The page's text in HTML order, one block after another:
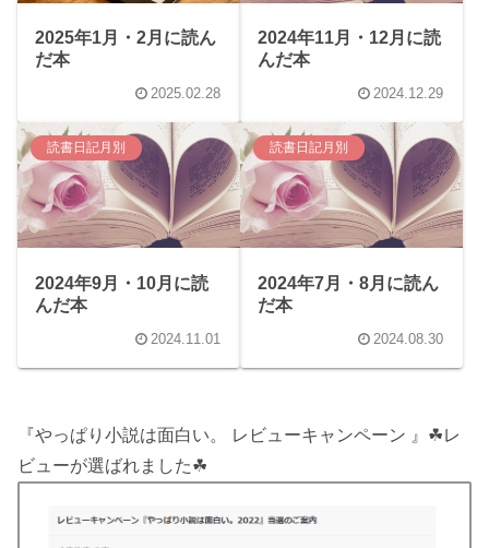
2025年1月・2月に読ん
だ本
2025.02.28
2024年11月・12月に読
んだ本
2024.12.29
読書日記月別
2024年9月・10月に読
んだ本
2024.11.01
読書日記月別
2024年7月・8月に読ん
だ本
2024.08.30
『やっぱり小説は面白い。 レビューキャンペーン 』☘レ
ビューが選ばれました☘